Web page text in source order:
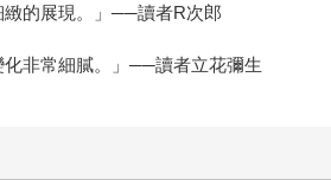
緻的展現。」──讀者R次郎
化非常細膩。」──讀者立花彌生